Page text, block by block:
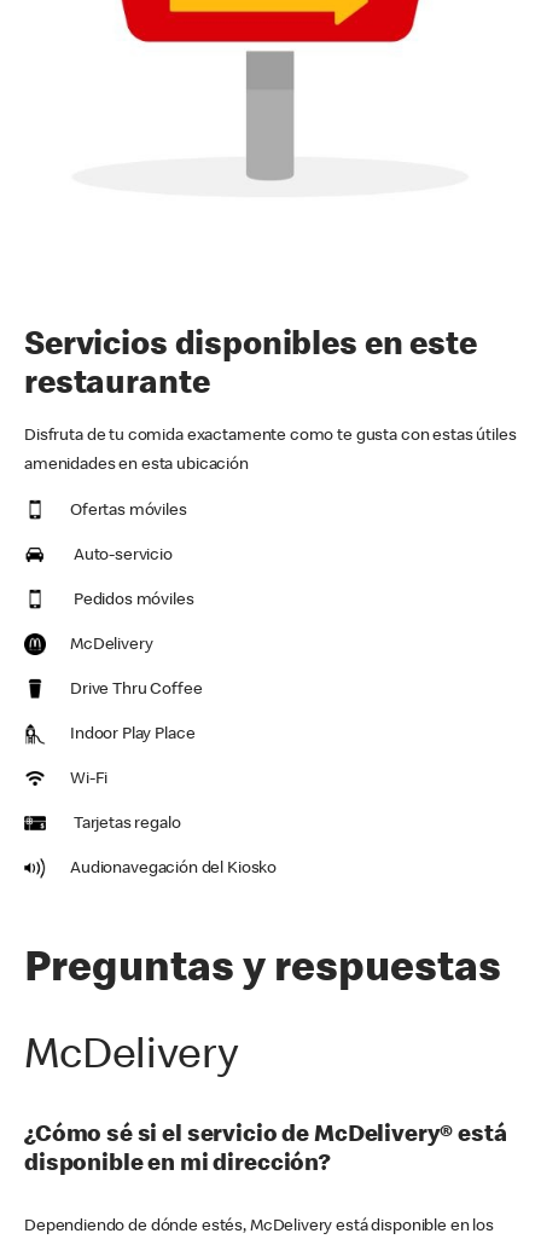
Servicios disponibles en este
restaurante
Disfruta de tu comida exactamente como te gusta con estas útiles
amenidades en esta ubicación
Ofertas móviles
Auto-servicio
Pedidos móviles
McDelivery
Drive Thru Coffee
Indoor Play Place
Wi-Fi
Tarjetas regalo
Audionavegación del Kiosko
Preguntas y respuestas
McDelivery
¿Cómo sé si el servicio de McDelivery® está
disponible en mi dirección?
Dependiendo de dónde estés, McDelivery está disponible en los